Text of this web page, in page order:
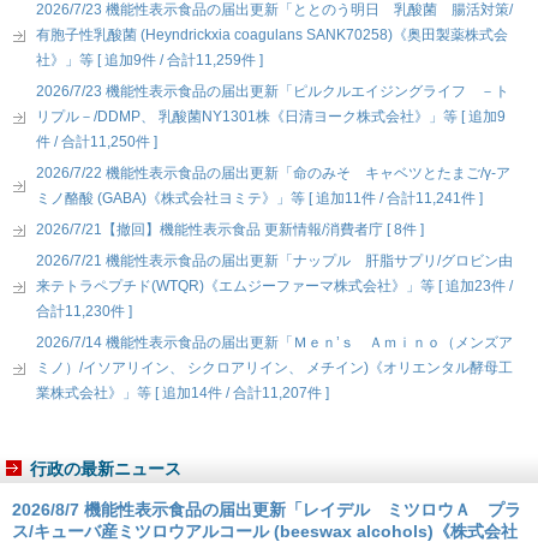
2026/7/23 機能性表示食品の届出更新「ととのう明日 乳酸菌 腸活対策/
有胞子性乳酸菌 (Heyndrickxia coagulans SANK70258)《奥田製薬株式会
社》」等 [ 追加9件 / 合計11,259件 ]
2026/7/23 機能性表示食品の届出更新「ピルクルエイジングライフ －ト
リプル－/DDMP、 乳酸菌NY1301株《日清ヨーク株式会社》」等 [ 追加9
件 / 合計11,250件 ]
2026/7/22 機能性表示食品の届出更新「命のみそ キャベツとたまご/γ-ア
ミノ酪酸 (GABA)《株式会社ヨミテ》」等 [ 追加11件 / 合計11,241件 ]
2026/7/21【撤回】機能性表示食品 更新情報/消費者庁 [ 8件 ]
2026/7/21 機能性表示食品の届出更新「ナップル 肝脂サプリ/グロビン由
来テトラペプチド(WTQR)《エムジーファーマ株式会社》」等 [ 追加23件 /
合計11,230件 ]
2026/7/14 機能性表示食品の届出更新「Ｍｅｎ’ｓ Ａｍｉｎｏ（メンズア
ミノ）/イソアリイン、 シクロアリイン、 メチイン)《オリエンタル酵母工
業株式会社》」等 [ 追加14件 / 合計11,207件 ]
行政の最新ニュース
2026/8/7 機能性表示食品の届出更新「レイデル ミツロウＡ プラ
ス/キューバ産ミツロウアルコール (beeswax alcohols)《株式会社